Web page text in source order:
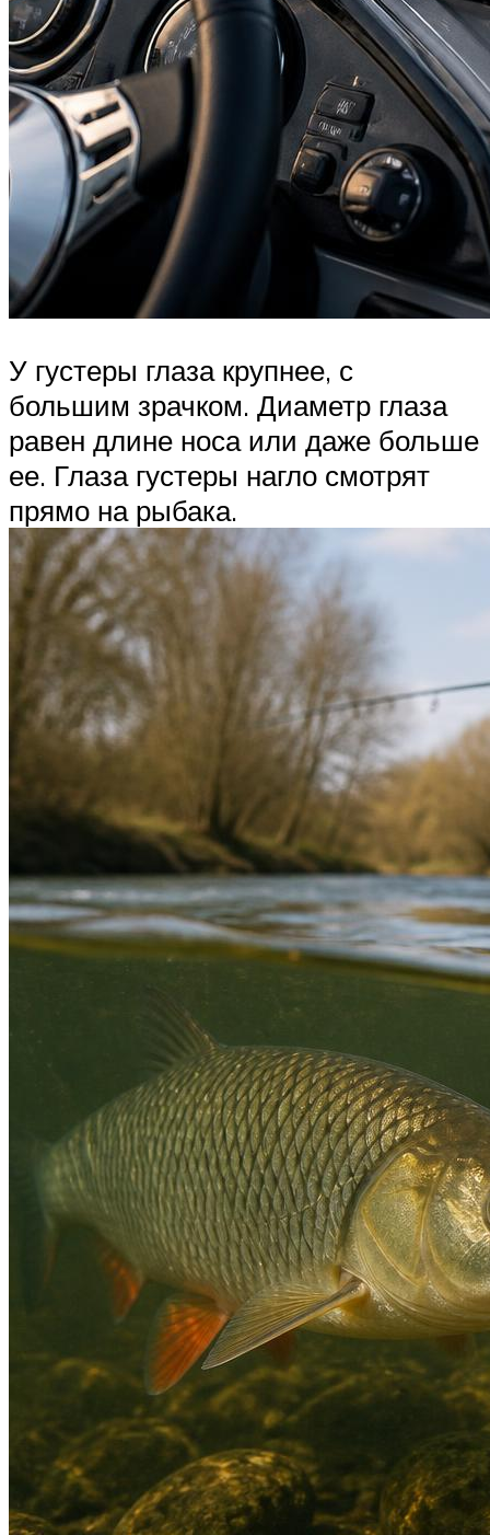
У густеры глаза крупнее, с
большим зрачком. Диаметр глаза
равен длине носа или даже больше
ее. Глаза густеры нагло смотрят
прямо на рыбака.